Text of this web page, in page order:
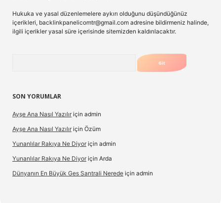
Hukuka ve yasal düzenlemelere aykırı olduğunu düşündüğünüz
içerikleri, backlinkpanelicomtr@gmail.com adresine bildirmeniz halinde,
ilgili içerikler yasal süre içerisinde sitemizden kaldırılacaktır.
SON YORUMLAR
Ayşe Ana Nasıl Yazılır için admin
Ayşe Ana Nasıl Yazılır için Özüm
Yunanlılar Rakıya Ne Diyor için admin
Yunanlılar Rakıya Ne Diyor için Arda
Dünyanın En Büyük Ges Santrali Nerede için admin